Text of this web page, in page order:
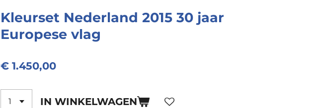
Kleurset Nederland 2015 30 jaar
Europese vlag
€ 1.450,00
IN WINKELWAGEN